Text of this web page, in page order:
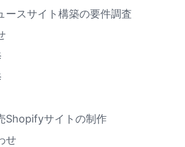
スサイト構築の要件調査
Shopifyサイトの制作
せ